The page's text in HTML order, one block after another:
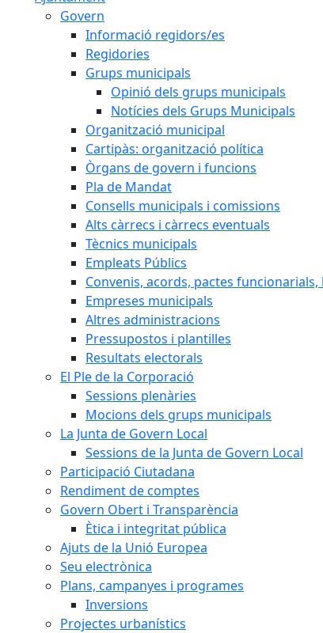
Govern
Informació regidors/es
Regidories
Grups municipals
Opinió dels grups municipals
Notícies dels Grups Municipals
Organització municipal
Cartipàs: organització política
Òrgans de govern i funcions
Pla de Mandat
Consells municipals i comissions
Alts càrrecs i càrrecs eventuals
Tècnics municipals
Empleats Públics
Convenis, acords, pactes
Empreses municipals
Altres administracions
Pressupostos i plantilles
Resultats electorals
El Ple de la Corporació
Sessions plenàries
Mocions dels grups municipals
La Junta de Govern Local
Sessions de la Junta de Govern Local
Participació Ciutadana
Rendiment de comptes
Govern Obert i Transparència
Ètica i integritat pública
Ajuts de la Unió Europea
Seu electrònica
Plans, campanyes i programes
Inversions
Projectes urbanístics